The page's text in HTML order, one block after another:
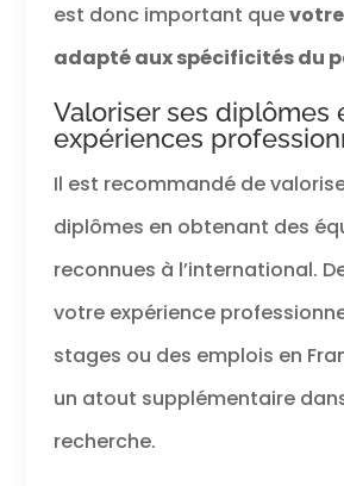
est donc important que
adapté aux spécificités du
Valoriser ses diplômes
expériences
Il est recommandé de
diplômes en obtenant des
reconnues à l’international.
votre expérience
stages ou des emplois en
un atout supplémentaire
recherche.